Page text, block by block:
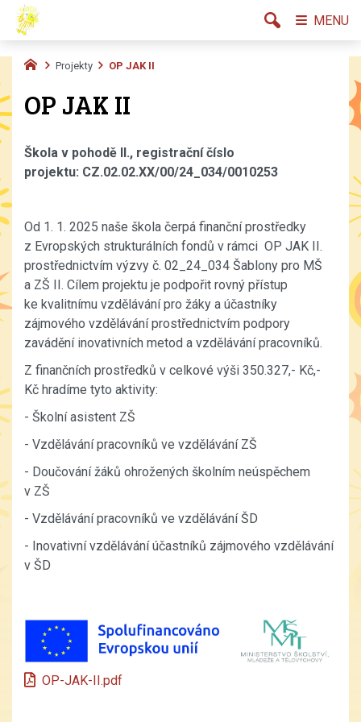
Projekty OP JAK II
OP JAK II
Škola v pohodě II., registrační číslo
projektu: CZ.02.02.XX/00/24_034/0010253
Od 1. 1. 2025 naše škola čerpá finanční prostředky
z Evropských strukturálních fondů v rámci OP JAK II.
prostřednictvím výzvy č. 02_24_034 Šablony pro MŠ
a ZŠ II. Cílem projektu je podpořit rovný přístup
ke kvalitnímu vzdělávání pro žáky a účastníky
zájmového vzdělávání prostřednictvím podpory
zavádění inovativních metod a vzdělávání pracovníků.
Z finančních prostředků v celkové výši 350.327,- Kč,-
Kč hradíme tyto aktivity:
- Školní asistent ZŠ
- Vzdělávání pracovníků ve vzdělávání ZŠ
- Doučování žáků ohrožených školním neúspěchem
v ZŠ
- Vzdělávání pracovníků ve vzdělávání ŠD
- Inovativní vzdělávání účastníků zájmového vzdělávání
v ŠD
OP-JAK-II.pdf
MENU